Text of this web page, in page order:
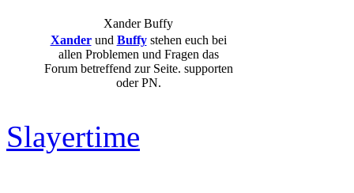
Xander Buffy
Xanderund Buffystehen euch bei
allen Problemen und Fragen das
Forum betreffend zur Seite. supporten
oder PN.
Slayertime